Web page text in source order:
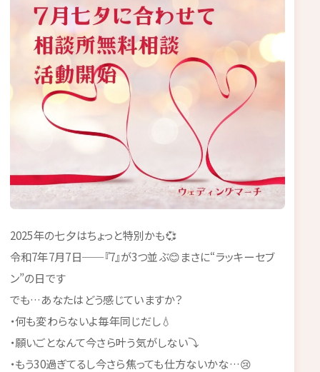
2025年の七夕はちょっと特別かも💞
令和7年7月7日──『7』が3つ並ぶ😊まさに“ラッキーセブ
ン”の日です
でも…あなたはどう感じていますか？
・何も変わらないよ毎年同じだし💧
・願いごとなんて今さら叶う気がしない⤵
・もう30過ぎてるし今さら焦っても仕方ないかな…😢